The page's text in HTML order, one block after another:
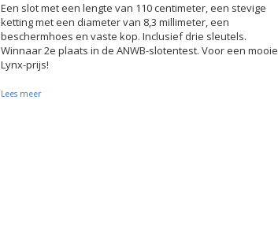
Een slot met een lengte van 110 centimeter, een stevige
ketting met een diameter van 8,3 millimeter, een
beschermhoes en vaste kop. Inclusief drie sleutels.
Winnaar 2e plaats in de ANWB-slotentest. Voor een mooie
Lynx-prijs!
Lees meer